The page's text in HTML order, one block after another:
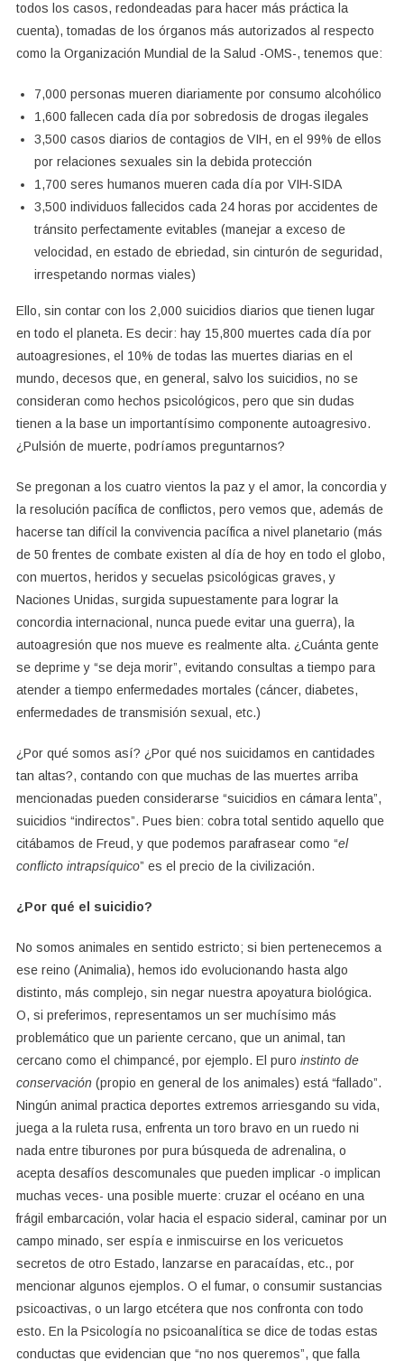
todos los casos, redondeadas para hacer más práctica la
cuenta), tomadas de los órganos más autorizados al respecto
como la Organización Mundial de la Salud -OMS-, tenemos que:
7,000 personas mueren diariamente por consumo alcohólico
1,600 fallecen cada día por sobredosis de drogas ilegales
3,500 casos diarios de contagios de VIH, en el 99% de ellos
por relaciones sexuales sin la debida protección
1,700 seres humanos mueren cada día por VIH-SIDA
3,500 individuos fallecidos cada 24 horas por accidentes de
tránsito perfectamente evitables (manejar a exceso de
velocidad, en estado de ebriedad, sin cinturón de seguridad,
irrespetando normas viales)
Ello, sin contar con los 2,000 suicidios diarios que tienen lugar
en todo el planeta. Es decir: hay 15,800 muertes cada día por
autoagresiones, el 10% de todas las muertes diarias en el
mundo, decesos que, en general, salvo los suicidios, no se
consideran como hechos psicológicos, pero que sin dudas
tienen a la base un importantísimo componente autoagresivo.
¿Pulsión de muerte, podríamos preguntarnos?
Se pregonan a los cuatro vientos la paz y el amor, la concordia y
la resolución pacífica de conflictos, pero vemos que, además de
hacerse tan difícil la convivencia pacífica a nivel planetario (más
de 50 frentes de combate existen al día de hoy en todo el globo,
con muertos, heridos y secuelas psicológicas graves, y
Naciones Unidas, surgida supuestamente para lograr la
concordia internacional, nunca puede evitar una guerra), la
autoagresión que nos mueve es realmente alta. ¿Cuánta gente
se deprime y “se deja morir”, evitando consultas a tiempo para
atender a tiempo enfermedades mortales (cáncer, diabetes,
enfermedades de transmisión sexual, etc.)
¿Por qué somos así? ¿Por qué nos suicidamos en cantidades
tan altas?, contando con que muchas de las muertes arriba
mencionadas pueden considerarse “suicidios en cámara lenta”,
suicidios “indirectos”. Pues bien: cobra total sentido aquello que
citábamos de Freud, y que podemos parafrasear como “el
conflicto intrapsíquico” es el precio de la civilización.
¿Por qué el suicidio?
No somos animales en sentido estricto; si bien pertenecemos a
ese reino (Animalia), hemos ido evolucionando hasta algo
distinto, más complejo, sin negar nuestra apoyatura biológica.
O, si preferimos, representamos un ser muchísimo más
problemático que un pariente cercano, que un animal, tan
cercano como el chimpancé, por ejemplo. El puro instinto de
conservación (propio en general de los animales) está “fallado”.
Ningún animal practica deportes extremos arriesgando su vida,
juega a la ruleta rusa, enfrenta un toro bravo en un ruedo ni
nada entre tiburones por pura búsqueda de adrenalina, o
acepta desafíos descomunales que pueden implicar -o implican
muchas veces- una posible muerte: cruzar el océano en una
frágil embarcación, volar hacia el espacio sideral, caminar por un
campo minado, ser espía e inmiscuirse en los vericuetos
secretos de otro Estado, lanzarse en paracaídas, etc., por
mencionar algunos ejemplos. O el fumar, o consumir sustancias
psicoactivas, o un largo etcétera que nos confronta con todo
esto. En la Psicología no psicoanalítica se dice de todas estas
conductas que evidencian que “no nos queremos”, que falla